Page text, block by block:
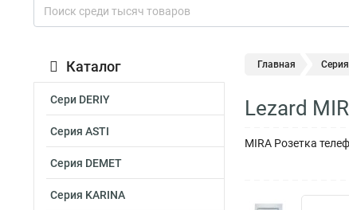
Каталог
Сери DERIY
Серия ASTI
Серия DEMET
Серия KARINA
Главная
Lezard
MIRA Розетка